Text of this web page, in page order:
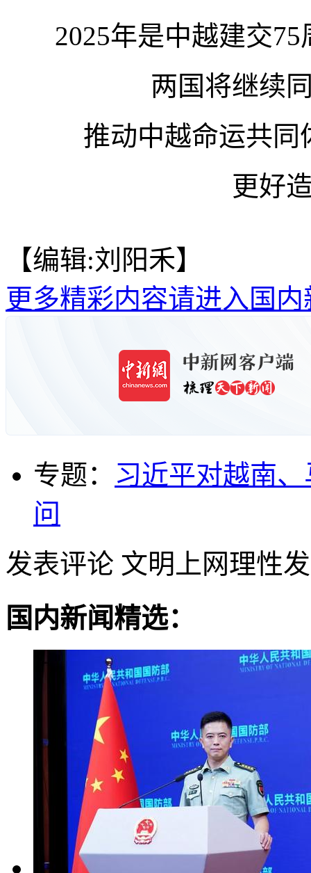
2025年是中越建交
两国将继续
推动中越命运共同
更好
【编辑:刘阳禾】
更多精彩内容请进入国内
专题： 习近平对越南
问
发表评论 文明上网理性
国内新闻精选：